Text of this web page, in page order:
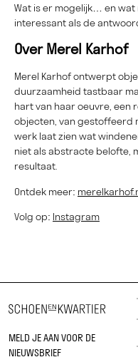
Wat is er mogelijk… en wat
interessant als de
Over Merel Karhof
Merel Karhof ontwerpt
duurzaamheid tastbaar
hart van haar oeuvre, een
objecten, van gestoffeerd
werk laat zien wat
niet als abstracte belofte,
resultaat.
Ontdek meer:
Volg op: Instagram
MELD JE AAN VOOR DE
NIEUWSBRIEF